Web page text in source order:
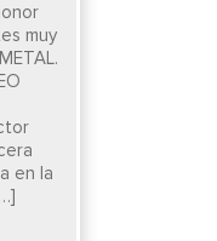
muy
en la